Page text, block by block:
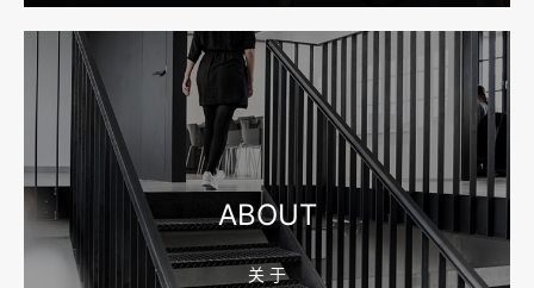
2026-08-04 17:55:09
宁波制造业网站建设公司怎么选？先看产品询盘字段
2026-08-02 17:58:44
ABOUT
关 于